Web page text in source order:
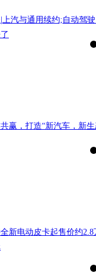
上汽与通用续约;自动驾
赢，打造“新汽车，新生
新电动皮卡起售价约2.8